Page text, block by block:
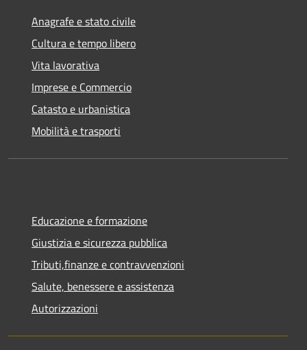
Anagrafe e stato civile
Cultura e tempo libero
Vita lavorativa
Imprese e Commercio
Catasto e urbanistica
Mobilità e trasporti
Educazione e formazione
Giustizia e sicurezza pubblica
Tributi,finanze e contravvenzioni
Salute, benessere e assistenza
Autorizzazioni